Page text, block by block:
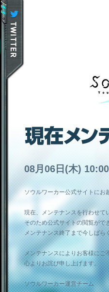
08月06日(木)
ソウルワーカー公式サイトにお
現在、メンテナンスを行わせて
そのため公式サイトの閲覧がで
メンテナンス終了まで今しば
メンテナンスによりお客様にご
心よりお詫び申し上げます。
ソウルワーカー運営チーム